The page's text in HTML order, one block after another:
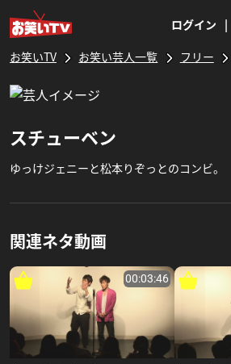
ログイン |
お笑いTV お笑い芸人一覧 フリー
スチューベン
ゆっけジェニーと松本りぞっとのコンビ。
関連ネタ動画
00:03:46